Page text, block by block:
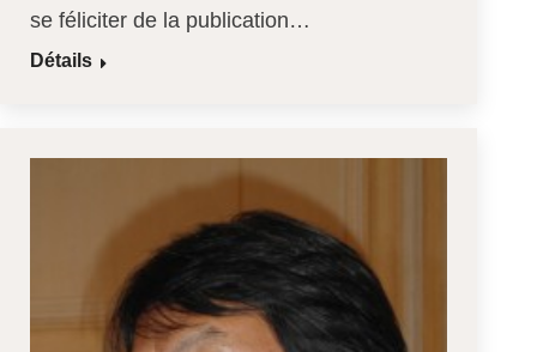
se féliciter de la publication…
Détails